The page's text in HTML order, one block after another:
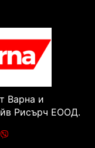
Варна и
Рисърч ЕООД.